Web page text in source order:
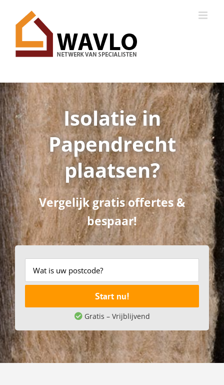
Isolatie in
Papendrecht
plaatsen?
Vergelijk gratis offertes &
bespaar!
Start nu!
Gratis – Vrijblijvend